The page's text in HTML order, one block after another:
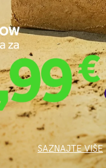
SAZNAJTE VIŠE